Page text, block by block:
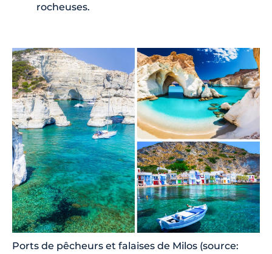
rocheuses.
Ports de pêcheurs et falaises de Milos (source: